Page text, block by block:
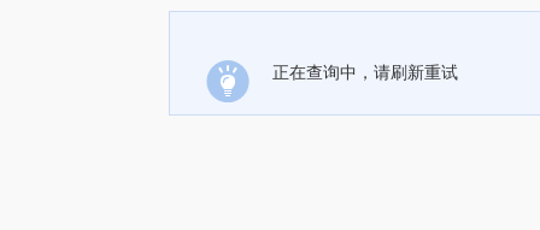
正在查询中，请刷新重试